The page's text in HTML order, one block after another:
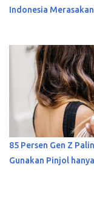
Indonesia
85 Persen Gen Z
Gunakan Pinjol